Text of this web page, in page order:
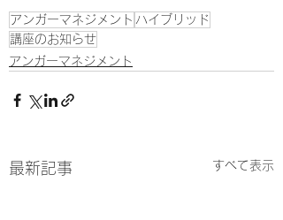
アンガーマネジメント ハイブリッド
講座のお知らせ
アンガーマネジメント
最新記事 すべて表示